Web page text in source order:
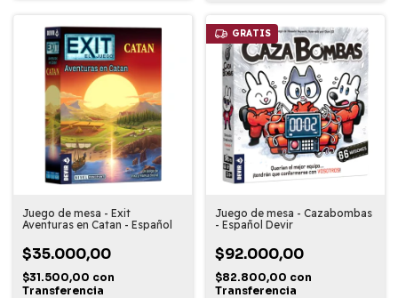
Juego de mesa - Exit
Aventuras en Catan - Español
$35.000,00
$31.500,00 con
Transferencia
GRATIS
Juego de mesa - Cazabombas
- Español Devir
$92.000,00
$82.800,00 con
Transferencia